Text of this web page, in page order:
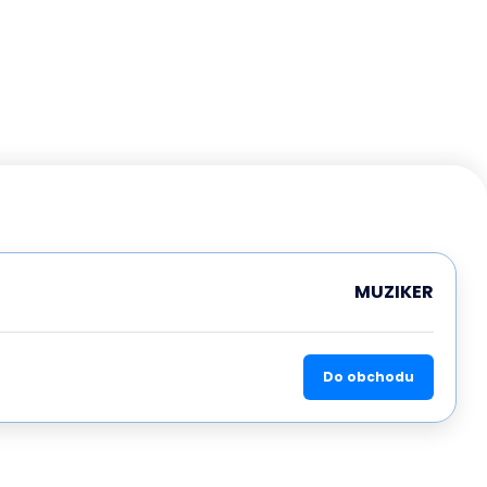
MUZIKER
Do obchodu